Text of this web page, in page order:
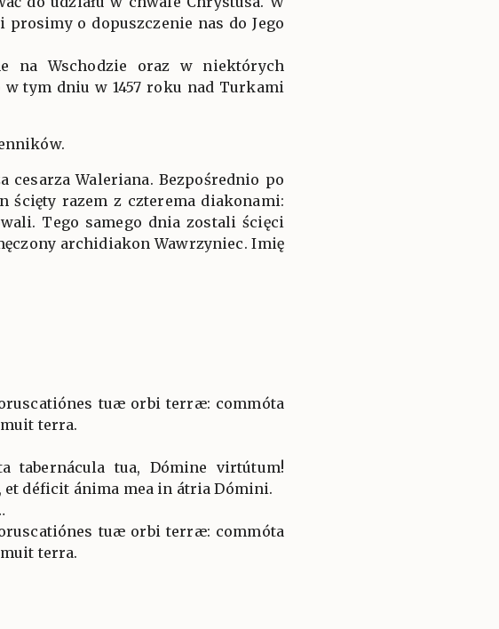
o dopuszczenie nas do Jego
na Wschodzie oraz w niektórych
w tym dniu w 1457 roku nad Turkami
cesarza Waleriana. Bezpośrednio po
ścięty razem z czterema diakonami:
Tego samego dnia zostali ścięci
archidiakon Wawrzyniec. Imię
tuæ orbi terræ: commóta
terra.
tabernácula tua, Dómine virtútum!
et déficit ánima mea in átria Dómini.
tuæ orbi terræ: commóta
terra.